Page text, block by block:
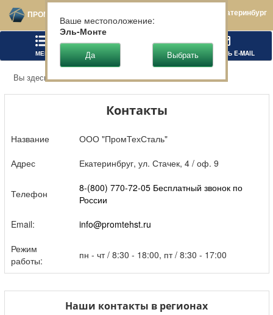
ПРОМТЕХСТАЛЬ Екатеринбург
МЕНЮ НАПИСАТЬ E-MAIL
Вы здесь: Главная Контакты
Контакты
Название
ООО "ПромТехСталь"
Адрес
Екатеринбруг, ул. Стачек, 4 / оф. 9
Телефон
8-(800) 770-72-05 Бесплатный звонок по
России
Email:
info@promtehst.ru
Режим
работы:
пн - чт / 8:30 - 18:00, пт / 8:30 - 17:00
Наши контакты в регионах
Ваше местоположение:
Эль-Монте